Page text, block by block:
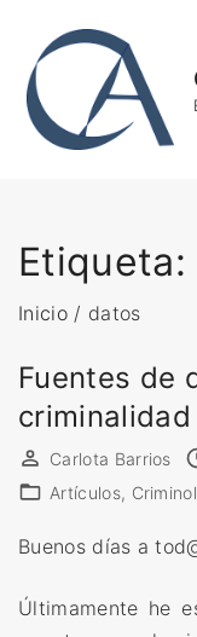
Etiqueta:
Inicio/ datos
Fuentes de
criminalidad
Carlota Barrios
Artículos
Buenos días a
Últimamente he